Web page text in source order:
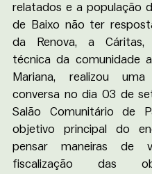
relatados e a população
de Baixo não ter
da Renova, a Cáritas,
técnica da comunidade
Mariana, realizou
conversa no dia 03 de
Salão Comunitário de
objetivo principal do
pensar maneiras de
fiscalização das